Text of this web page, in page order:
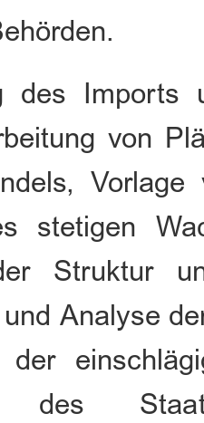
des Imports
von
stetigen
Struktur
Analyse
der
des